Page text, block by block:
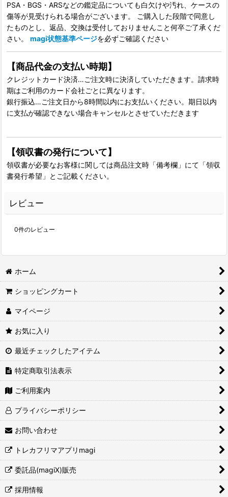
PSA・BGS・ARSなどの鑑定品についても白欠けや汚れ、ケースの
傷等が見受けられる場合がございます。 ご購入した段階で同意し
たものとし、返品、交換は受付しておりませんこと何卒ご了承くだ
さい。 magi状態基準ページを必ずご確認ください
【商品代金の支払い時期】
クレジットカード決済…ご注文時に決済していただきます。請求時
期はご利用のカード会社ごとに異なります。
銀行振込…ご注文日から8時間以内にお支払いください。期日以内
に支払が確認できない場合キャンセルとさせていただきます
【領収書の発行について】
領収書が必要なお客様に関しては商品注文時「備考欄」にて「領収
書発行希望」とご記載ください。
レビュー
0件のレビュー
ホーム
ショッピングカート
マイページ
お気に入り
最近チェックしたアイテム
特定商取引法表示
ご利用案内
プライバシーポリシー
お問い合わせ
トレカフリマアプリmagi
委託品(magiX)販売
採用情報